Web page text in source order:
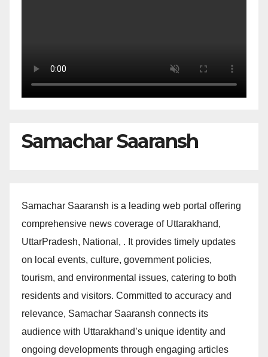
Samachar Saaransh
Samachar Saaransh is a leading web portal offering
comprehensive news coverage of Uttarakhand,
UttarPradesh, National, . It provides timely updates
on local events, culture, government policies,
tourism, and environmental issues, catering to both
residents and visitors. Committed to accuracy and
relevance, Samachar Saaransh connects its
audience with Uttarakhand’s unique identity and
ongoing developments through engaging articles